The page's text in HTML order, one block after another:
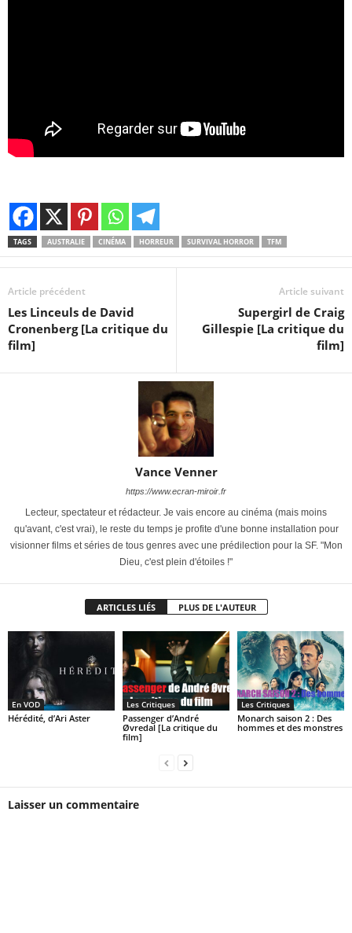
TAGS AUSTRALIE CINÉMA HORREUR SURVIVAL HORROR TFM
Article précédent
Les Linceuls de David
Cronenberg [La critique du
film]
Article suivant
Supergirl de Craig
Gillespie [La critique du
film]
Vance Venner
https://www.ecran-miroir.fr
Lecteur, spectateur et rédacteur. Je vais encore au cinéma (mais moins
qu'avant, c'est vrai), le reste du temps je profite d'une bonne installation pour
visionner films et séries de tous genres avec une prédilection pour la SF. "Mon
Dieu, c'est plein d'étoiles !"
ARTICLES LIÉS PLUS DE L'AUTEUR
En VOD
Hérédité, d’Ari Aster
Les Critiques
Passenger d’André
Øvredal [La critique du
film]
Les Critiques
Monarch saison 2 : Des
hommes et des monstres
Laisser un commentaire